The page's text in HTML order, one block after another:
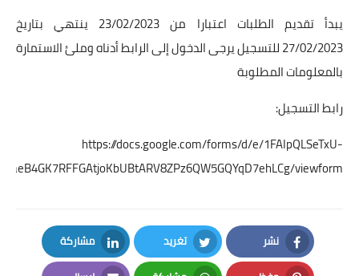
يبدأ تقديم الطلبات اعتبارا من 23/02/2023 ينتهي بتاريخ
27/02/2023 للتسجيل يرجى الدخول إلى الرابط أدناه وملئ الاستمارة
بالمعلومات المطلوبة
رابط التسجيل:
https://docs.google.com/forms/d/e/1FAIpQLSeTxU-
EaeB4GK7RFFGAtjoKbUBtARV8ZPz6QW5GQYqD7ehLCg/viewform
نشر
Facebook
تغريد
Twitter
مشاركة
LinkedIn